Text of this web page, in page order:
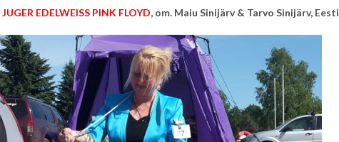
JUGER EDELWEISS PINK FLOYD, om. Maiu Sinijärv & Tarvo Sinijärv, Eesti